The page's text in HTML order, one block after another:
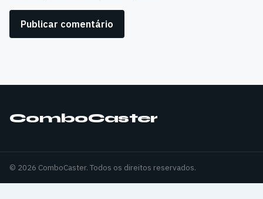
ComboCaster
© 2026 ComboCaster. Todos os direitos reservados.